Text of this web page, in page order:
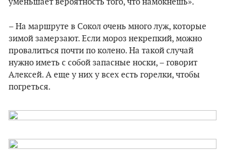
уменьшает вероятность того, что намокнешь».
– На маршруте в Сокол очень много луж, которые
зимой замерзают. Если мороз некрепкий, можно
провалиться почти по колено. На такой случай
нужно иметь с собой запасные носки, – говорит
Алексей. А еще у них у всех есть горелки, чтобы
погреться.